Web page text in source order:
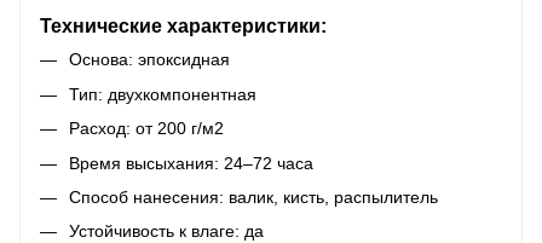
Технические характеристики:
Основа: эпоксидная
Тип: двухкомпонентная
Расход: от 200 г/м2
Время высыхания: 24–72 часа
Способ нанесения: валик, кисть, распылитель
Устойчивость к влаге: да